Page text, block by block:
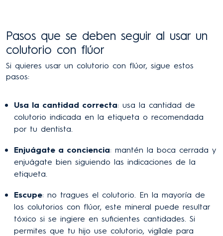
Pasos que se deben seguir al usar un
colutorio con flúor
Si quieres usar un colutorio con flúor, sigue estos
pasos:
Usa la cantidad correcta: usa la cantidad de
colutorio indicada en la etiqueta o recomendada
por tu dentista.
Enjuágate a conciencia: mantén la boca cerrada y
enjuágate bien siguiendo las indicaciones de la
etiqueta.
Escupe: no tragues el colutorio. En la mayoría de
los colutorios con flúor, este mineral puede resultar
tóxico si se ingiere en suficientes cantidades. Si
permites que tu hijo use colutorio, vigílale para